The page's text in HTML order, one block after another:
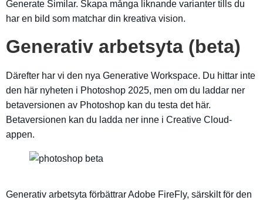
Generate Similar. Skapa många liknande varianter tills du
har en bild som matchar din kreativa vision.
Generativ arbetsyta (beta)
Därefter har vi den nya Generative Workspace. Du hittar inte
den här nyheten i Photoshop 2025, men om du laddar ner
betaversionen av Photoshop kan du testa det här.
Betaversionen kan du ladda ner inne i Creative Cloud-
appen.
Generativ arbetsyta förbättrar Adobe FireFly, särskilt för den